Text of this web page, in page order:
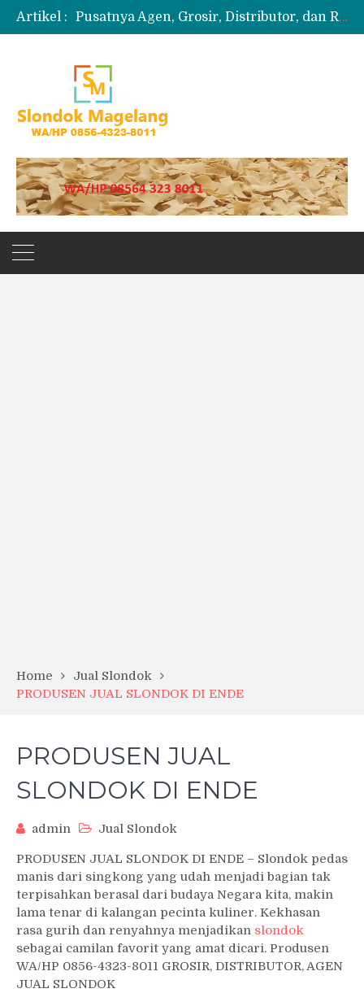
Artikel :
Pusatnya Agen, Grosir, Distributor, dan Reseller Puyur Koin
Produksi Slondok
Jual Puyur Koin Mentah 1 Ball 5 kg
Home
Jual Slondok
PRODUSEN JUAL SLONDOK DI ENDE
PRODUSEN JUAL
SLONDOK DI ENDE
admin Jual Slondok
PRODUSEN JUAL SLONDOK DI ENDE – Slondok pedas
manis dari singkong yang udah menjadi bagian tak
terpisahkan berasal dari budaya Negara kita, makin
lama tenar di kalangan pecinta kuliner. Kekhasan
rasa gurih dan renyahnya menjadikan slondok
sebagai camilan favorit yang amat dicari. Produsen
WA/HP 0856-4323-8011 GROSIR, DISTRIBUTOR, AGEN
JUAL SLONDOK